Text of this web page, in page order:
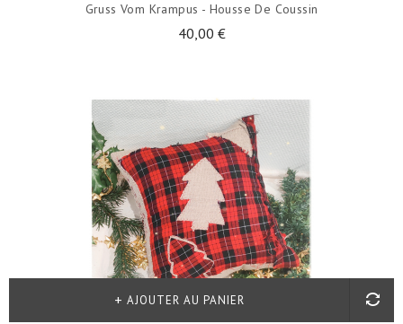
Gruss Vom Krampus - Housse De Coussin
40,00 €
AJOUTER AU PANIER